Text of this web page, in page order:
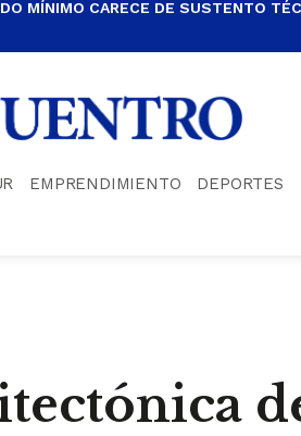
MÍNIMO CARECE DE SUSTENTO
EMPRENDIMIENTO DEPORTES